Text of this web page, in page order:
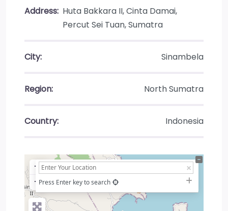
Address: Huta Bakkara II, Cinta Damai,
Percut Sei Tuan, Sumatra
City: Sinambela
Region: North Sumatra
Country: Indonesia
+
−Press Enter key to search